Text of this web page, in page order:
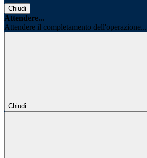
Chiudi
Attendere...
Attendere il completamento dell'operazione...
Chiudi